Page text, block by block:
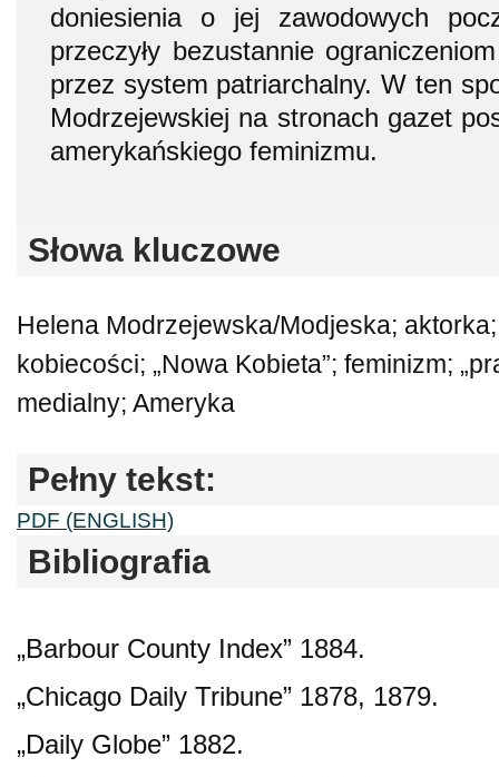
doniesienia o jej zawodowych
przeczyły bezustannie
przez system patriarchalny. W ten
Modrzejewskiej na stronach gazet
amerykańskiego feminizmu.
Słowa kluczowe
Helena Modrzejewska/Modjeska;
kobiecości; „Nowa Kobieta”; feminizm;
medialny; Ameryka
Pełny tekst:
PDF (ENGLISH)
Bibliografia
„Barbour County Index” 1884.
„Chicago Daily Tribune” 1878, 1879.
„Daily Globe” 1882.